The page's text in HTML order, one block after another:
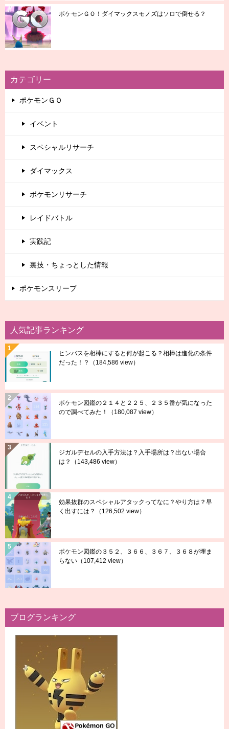
ポケモンＧＯ！ダイマックスモノズはソロで倒せる？
カテゴリー
ポケモンＧＯ
イベント
スペシャルリサーチ
ダイマックス
ポケモンリサーチ
レイドバトル
実践記
裏技・ちょっとした情報
ポケモンスリープ
人気記事ランキング
ヒンバスを相棒にすると何が起こる？相棒は進化の条件
だった！？
（184,586 view）
ポケモン図鑑の２１４と２２５、２３５番が気になった
ので調べてみた！
（180,087 view）
ジガルデセルの入手方法は？入手場所は？出ない場合
は？
（143,486 view）
効果抜群のスペシャルアタックってなに？やり方は？早
く出すには？
（126,502 view）
ポケモン図鑑の３５２、３６６、３６７、３６８が埋ま
らない （107,412 view）
ブログランキング